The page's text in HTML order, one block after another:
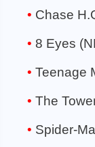
Chase
8 Eyes
Teenage
The
Spider-